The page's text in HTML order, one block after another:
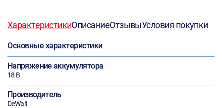
ХарактеристикиОписаниеОтзывыУсловия покупки
Основные характеристики
Напряжение аккумулятора
18 В
Производитель
DeWalt